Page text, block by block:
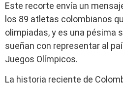
Este recorte envía un
los 89 atletas colombianos
olimpiadas, y es una pésima
sueñan con representar al
Juegos Olímpicos.
La historia reciente de